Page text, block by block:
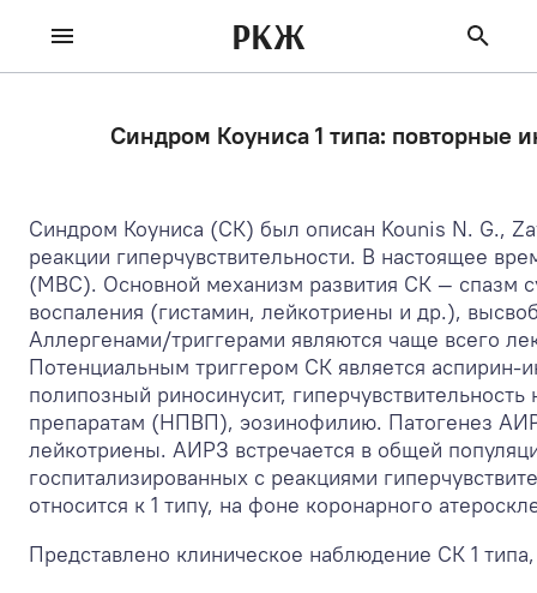
РКЖ
Синдром Коуниса 1 типа: повторные
Синдром Коуниса (СК) был описан Kounis N. G.,
реакции гиперчувствительности. В настоящее
(МВС). Основной механизм развития СК — спазм
воспаления (гистамин, лейкотриены и др.),
Аллергенами/триггерами являются чаще всего
Потенциальным триггером СК является
полипозный риносинусит,
препаратам (НПВП), эозинофилию. Патогенез
лейкотриены. АИРЗ встречается в общей
госпитализированных с реакциями
относится к 1 типу, на фоне коронарного
Представлено клиническое наблюдение СК 1